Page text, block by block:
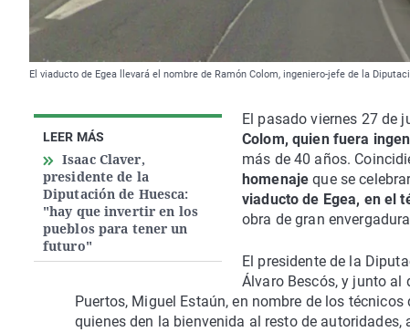
El viaducto de Egea llevará el nombre de Ramón Colom, ingeniero-jefe de la
LEER MÁS
Isaac Claver,
presidente de la
Diputación de Huesca:
"hay que invertir en los
pueblos para tener un
futuro"
El pasado viernes 27 de
Colom, quien fuera
más de 40 años.
homenaje que se
viaducto de Egea, en el
obra de gran
El presidente de la
Álvaro Bescós, y junto al
Puertos, Miguel Estaún, en nombre de los
quienes den la bienvenida al resto de